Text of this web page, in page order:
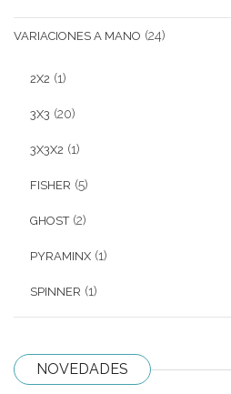
VARIACIONES A MANO (24)
2X2 (1)
3X3 (20)
3X3X2 (1)
FISHER (5)
GHOST (2)
PYRAMINX (1)
SPINNER (1)
NOVEDADES